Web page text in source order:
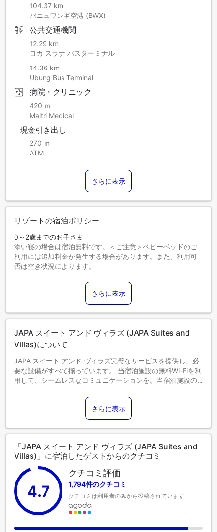
104.37 km
バニュワンギ空港 (BWX)
公共交通機関
12.29 km
ロカ スラナ バスターミナル
14.36 km
Ubung Bus Terminal
病院・クリニック
420 ｍ
Maitri Medical
現金引き出し
270 ｍ
ATM
さらに表示
リゾートの宿泊ポリシー
0～2歳までのお子さま
添い寝の場合は宿泊無料です。＜ご注意＞ベビーベッドのご
利用には追加料金が発生する場合があります。また、利用可
否は空き状況によります。
添い寝の場合は宿泊無料です。
7歳以上のゲストは大人とみなされます。
エキストラベッドの追加可否は、お部屋タイプにより異なり
ます。各部屋タイプ欄の記載をご確認ください。
さらに表示
JAPA スイート アンド ヴィラズ (JAPA Suites and
Villas)について
JAPA スイート アンド ヴィラズ完璧なサービスを提供し、必
要な設備がすべて揃っています。 当宿泊施設の無料Wi-Fiを利
用して、シームレスなコミュニケーションを。当宿泊施設の
配できます。当宿泊施設で提供される交通サービスのおかげ
で、バリ島観光がより手軽になります。 自家用車でお越しの
お客様には、駐車場をご用意しております。 定評のある当宿
泊施設では、お客様のご滞在中、フロントデスクのスタッフ
ています。当宿泊施設のチケットサービスを利用すれば、市
内の一流アトラクションへのパス確保も簡単です。 長期滞在
の場合でも、単に清潔な衣類が必要な場合でも、当宿泊施設
が提供するランドリーサービスを利用すれば、大切な旅行着
をキレイな状態に保てます。 リラックスしたい方のために、
ルームサービスなどの便利な設備・サービスをご用意してお
ります。JAPA スイート アンド ヴィラズでくつろぎのひとと
きを。 喫煙を希望される方には、指定された喫煙ゾーンがあ
ります。当宿泊施設には、快適な眠りに必要なすべての便利
さらに表示
「JAPA スイート アンド ヴィラズ (JAPA Suites and
Villas)」に宿泊したゲストからのクチコミ
4.7
クチコミ評価
1,794件のクチコミ
クチコミは利用者のみから投稿されています